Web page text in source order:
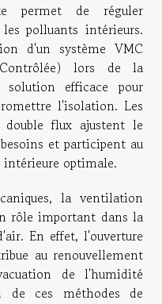
permet de réguler
polluants intérieurs.
d'un système VMC
lors de la
efficace pour
l'isolation. Les
flux ajustent le
et participent au
optimale.
la ventilation
rôle important dans la
En effet, l'ouverture
au renouvellement
de l'humidité
de ces méthodes de